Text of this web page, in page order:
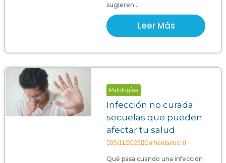
sugieren...
Leer Más
Patologías
Infección no curada:
secuelas que pueden
afectar tu salud
05/11/2025 Comentarios: 0
Qué pasa cuando una infección